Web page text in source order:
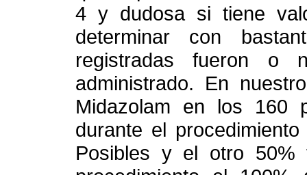
4 y dudosa si tiene
determinar con
registradas fueron o
administrado. En
Midazolam en los 160
durante el
Posibles y el otro 50%